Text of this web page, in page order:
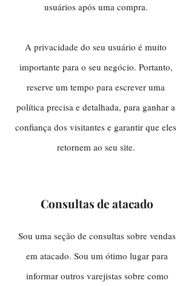
usuários após uma compra.
A privacidade do seu usuário é muito
importante para o seu negócio. Portanto,
reserve um tempo para escrever uma
política precisa e detalhada, para ganhar a
confiança dos visitantes e garantir que eles
retornem ao seu site.
Consultas de atacado
Sou uma seção de consultas sobre vendas
em atacado. Sou um ótimo lugar para
informar outros varejistas sobre como